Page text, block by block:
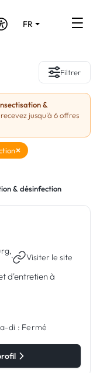
FR
Filtrer
&
jusqu'à 6 offres
& désinfection
· Visiter le site
d'entretien à
di : Fermé